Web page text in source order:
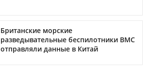
Британские морские
разведывательные беспилотники ВМС
отправляли данные в Китай